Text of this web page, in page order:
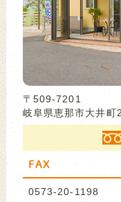
〒509-7201
岐阜県恵那市大井
FAX
0573-20-1198